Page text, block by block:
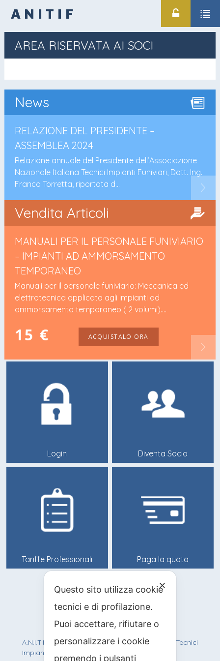
ANITIF
AREA RISERVATA AI SOCI
News
RELAZIONE DEL PRESIDENTE –
ASSEMBLEA 2024
Relazione annuale del Presidente dell’Associazione
Nazionale Italiana Tecnici Impianti Funiviari, Dott. Ing.
Franco Torretta, riportata d...
Vendita Articoli
MANUALI PER IL PERSONALE FUNIVIARIO
– IMPIANTI AD AMMORSAMENTO
TEMPORANEO
Manuali per il personale funiviario: Meccanica ed
elettrotecnica applicata agli impianti ad
ammorsamento temporaneo ( 2 volumi)....
15 € ACQUISTALO ORA
Login Diventa Socio
Tariffe Professionali Paga la quota
info@anitif.org
+39 0125 303100
A.N.I.T.I.F. Associazione Nazionale Italiana Tecnici
Impianti Funiviari
✕
Questo sito utilizza cookie
tecnici e di profilazione.
Puoi accettare, rifiutare o
personalizzare i cookie
premendo i pulsanti